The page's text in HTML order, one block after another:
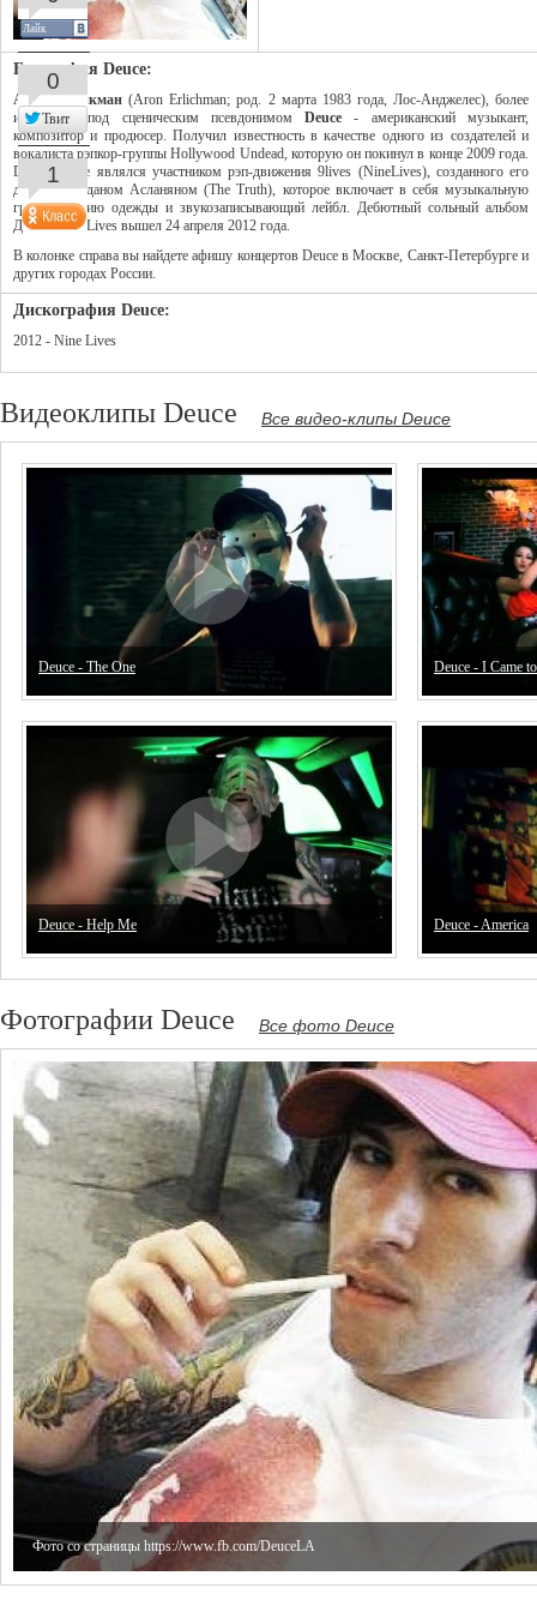
Биография Deuce:
Арон Эрликман (Aron Erlichman; род. 2 марта 1983 года, Лос-Анджелес), более
известный под сценическим псевдонимомDeuce - американский музыкант,
композитор и продюсер. Получил известность в качестве одного из создателей и
вокалиста рэпкор-группы Hollywood Undead, которую он покинул в конце 2009 года.
Deuce также являлся участником рэп-движения 9lives (NineLives), созданного его
другом Варданом Асланяном (The Truth), которое включает в себя музыкальную
группу, линию одежды и звукозаписывающий лейбл. Дебютный сольный альбом
Дьюса Nine Lives вышел 24 апреля 2012 года.
В колонке справа вы найдете афишу концертов Deuce в Москве, Санкт-Петербурге и
других городах России.
Дискография Deuce:
2012 - Nine Lives
Видеоклипы Deuce Все видео-клипы Deuce
Deuce - The One Deuce - I Came
Deuce - Help Me Deuce - America
Фотографии Deuce Все фото Deuce
Фото со страницы https://www.fb.com/DeuceLA
Лайк
0
Твит
1